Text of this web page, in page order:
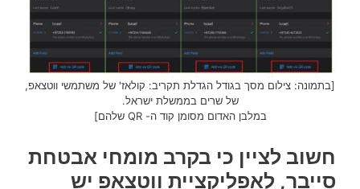
[בתמונה: צילום מסך בגודל הגדלת תקריב: קולאז' של משתמשי ווטצאפ,
של שרים בממשלת ישראל.
במלבן האדום מסומן קוד ה- QR שלהם]
חשוב לציין כי בקרב מומחי אבטחת
סייבר, לאפליקציית ווטצאפ יש